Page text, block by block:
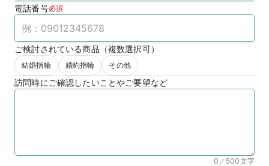
電話番号必須
ご検討されている商品（複数選択可）
結婚指輪 婚約指輪 その他
訪問時にご確認したいことやご要望など
0／500文字